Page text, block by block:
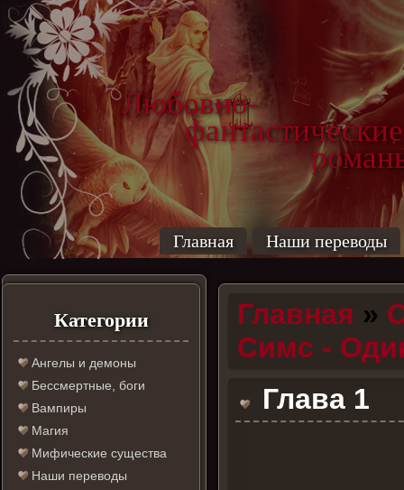
Любовно-
фантастические
Главная Наши переводы
Категории
Ангелы и демоны
Бессмертные, боги
Вампиры
Магия
Мифические существа
Наши переводы
Главная »
Cимс -
Глава 1